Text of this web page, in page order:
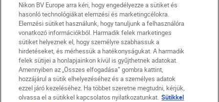
HU Nikon Sites
Lépjen kapcsolatba velünk
Adatvédelmi nyilatkozat
Jogi nyilatkozat
Nikon Store szerződési feltételek
Sütikkel kapcsolatos nyilatkozat
Akadálymentesség
Sütikre vonatkozó beállítások
Nikon BV Europe arra kéri, hogy engedélyezze a sütiket és
hasonló technológiákat elemzési és marketingcélokra.
Elemzési sütiket használunk, hogy tanuljunk a felhasználóra
vonatkozó információkból. Harmadik felek marketinges
sütiket helyeznek el, hogy személyre szabhassuk a
hirdetéseket, és mérhessük a hatékonyságukat. A harmadik
felek sütijei a honlapjainkon kívül is gyűjthetnek adatokat.
Amennyiben az „Összes elfogadása” gombra kattint,
hozzájárul a sütik elhelyezéséhez és a személyes adatok
ezzel járó kezeléséhez. Ha többet szeretne megtudni, kérjük,
olvassa el a sütikkel kapcsolatos nyilatkozatunkat. Sütikkel